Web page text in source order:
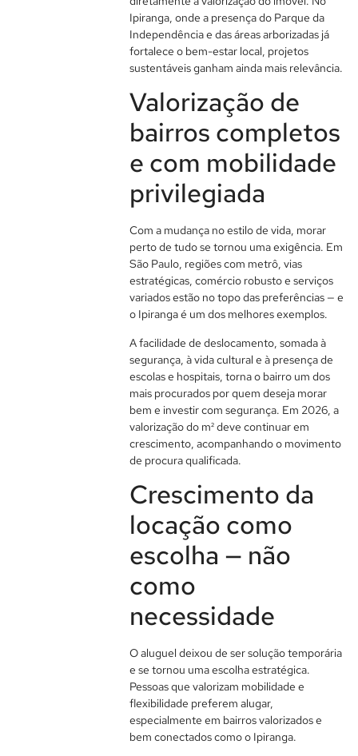
Ipiranga, onde a presença do Parque da
Independência e das áreas arborizadas já
fortalece o bem-estar local, projetos
sustentáveis ganham ainda mais relevância.
Valorização de
bairros completos
e com mobilidade
privilegiada
Com a mudança no estilo de vida, morar
perto de tudo se tornou uma exigência. Em
São Paulo, regiões com metrô, vias
estratégicas, comércio robusto e serviços
variados estão no topo das preferências — e
o Ipiranga é um dos melhores exemplos.
A facilidade de deslocamento, somada à
segurança, à vida cultural e à presença de
escolas e hospitais, torna o bairro um dos
mais procurados por quem deseja morar
bem e investir com segurança. Em 2026, a
valorização do m² deve continuar em
crescimento, acompanhando o movimento
de procura qualificada.
Crescimento da
locação como
escolha — não
como
necessidade
O aluguel deixou de ser solução temporária
e se tornou uma escolha estratégica.
Pessoas que valorizam mobilidade e
flexibilidade preferem alugar,
especialmente em bairros valorizados e
bem conectados como o Ipiranga.